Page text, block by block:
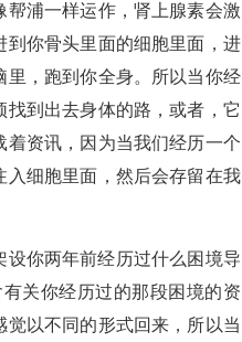
浦一样运作，肾上腺素会激
你骨头里面的细胞里面，进
，跑到你全身。所以当你经
到出去身体的路，或者，它
资讯，因为当我们经历一个
细胞里面，然后会存留在我
你两年前经历过什么困境导
关你经历过的那段困境的资
以不同的形式回来，所以当